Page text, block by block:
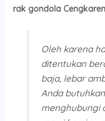
rak gondola
Oleh karena
ditentukan
baja, lebar
Anda
menghubungi